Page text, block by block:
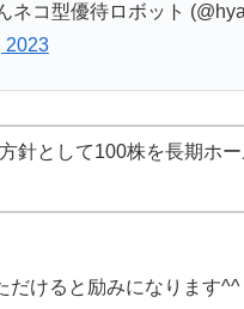
ネコ型優待ロボット
2023
針として100株を長期ホ
だけると励みになります^^